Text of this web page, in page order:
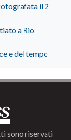
il 2
a Rio
e del tempo
sono riservati